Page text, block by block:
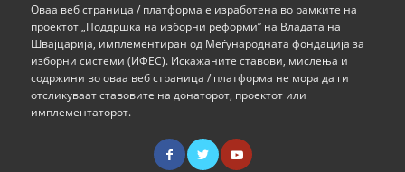
Оваа веб страница / платформа е изработена во рамките на
проектот „Поддршка на изборни реформи” на Владата на
Швајцарија, имплементиран од Меѓународната фондација за
изборни системи (ИФЕС). Искажаните ставови, мислења и
содржини во оваа веб страница / платформа не мора да ги
отсликуваат ставовите на донаторот, проектот или
имплементаторот.